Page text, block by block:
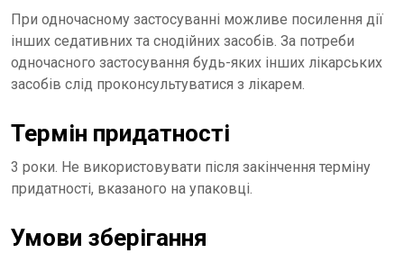
При одночасному застосуванні можливе посилення дії
інших седативних та снодійних засобів. За потреби
одночасного застосування будь-яких інших лікарських
засобів слід проконсультуватися з лікарем.
Термін придатності
3 роки. Не використовувати після закінчення терміну
придатності, вказаного на упаковці.
Умови зберігання